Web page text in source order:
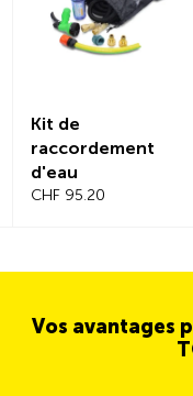
Kit de
raccordement
d'eau
CHF 95.20
Vos avantages